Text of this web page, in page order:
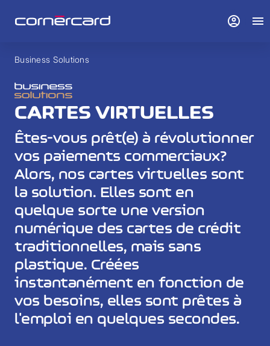
Business Solutions
CARTES VIRTUELLES
Êtes-vous prêt(e) à révolutionner
vos paiements commerciaux?
Alors, nos cartes virtuelles sont
la solution. Elles sont en
quelque sorte une version
numérique des cartes de crédit
traditionnelles, mais sans
plastique. Créées
instantanément en fonction de
vos besoins, elles sont prêtes à
l'emploi en quelques secondes.
account_circle menu